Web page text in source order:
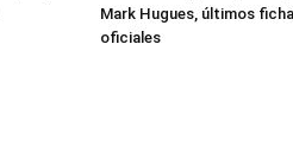
Mark Hugues, últimos
oficiales